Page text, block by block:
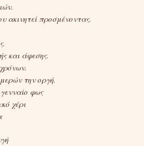
ακινητεί προσμένοντας.
και άφεσης.
την οργή.
φως
χέρι